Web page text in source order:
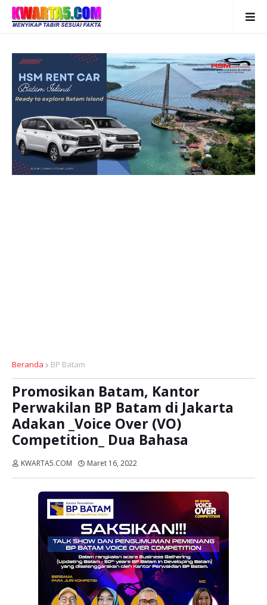
Beranda BP Batam
Promosikan Batam, Kantor
Perwakilan BP Batam di Jakarta
Adakan _Voice Over (VO)
Competition_ Dua Bahasa
KWARTA5.COM Maret 16, 2022